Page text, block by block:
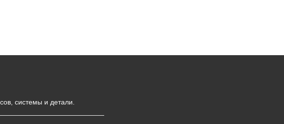
системы и детали.